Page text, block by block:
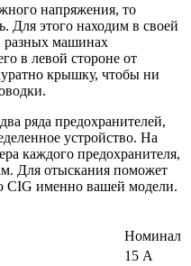
напряжения, то
Для этого находим в своей
разных машинах
в левой стороне от
крышку, чтобы ни
ряда предохранителей,
устройство. На
каждого предохранителя,
Для отыскания поможет
CIG именно вашей модели.
Номинал
15 А